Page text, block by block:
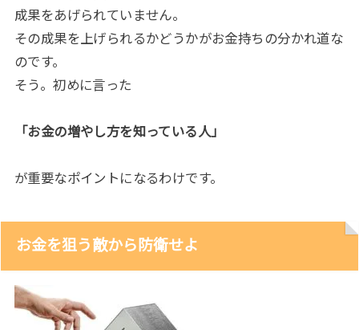
成果をあげられていません。
その成果を上げられるかどうかがお金持ちの分かれ道な
のです。
そう。初めに言った
「お金の増やし方を知っている人」
が重要なポイントになるわけです。
お金を狙う敵から防衛せよ